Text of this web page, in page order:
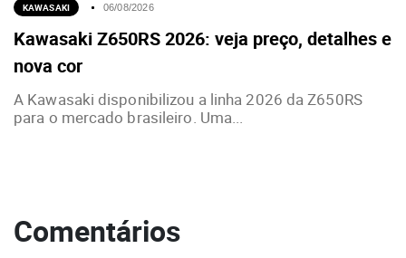
KAWASAKI 06/08/2026
Kawasaki Z650RS 2026: veja preço, detalhes e
nova cor
A Kawasaki disponibilizou a linha 2026 da Z650RS
para o mercado brasileiro. Uma...
Comentários